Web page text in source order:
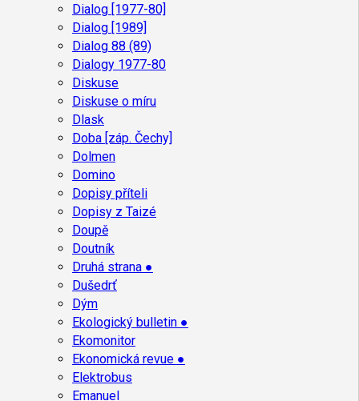
Dialog [1977-80]
Dialog [1989]
Dialog 88 (89)
Dialogy 1977-80
Diskuse
Diskuse o míru
Dlask
Doba [záp. Čechy]
Dolmen
Domino
Dopisy příteli
Dopisy z Taizé
Doupě
Doutník
Druhá strana ●
Dušedrť
Dým
Ekologický bulletin ●
Ekomonitor
Ekonomická revue ●
Elektrobus
Emanuel